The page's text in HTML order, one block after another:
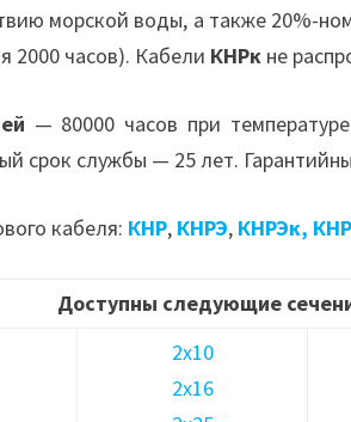
морской воды, а также 20%-
2000 часов). Кабели КНРк не
— 80000 часов при
срок службы — 25 лет.
кабеля: КНР, КНРЭ, КНРЭк,
Доступны следующие
2х10
2х16